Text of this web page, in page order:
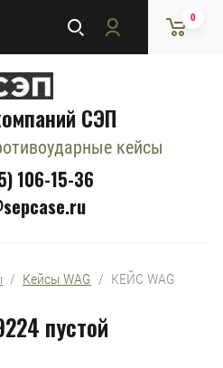
0
СЭП
кейсы
106-15-36
  /
Кейсы WAG
  /  КЕЙС WAG
пустой